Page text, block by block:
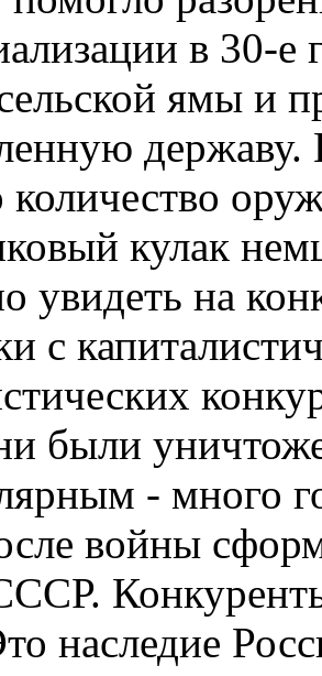
в 30-
ямы и
державу.
количество
кулак
увидеть на
с
были
- много
войны
наследие